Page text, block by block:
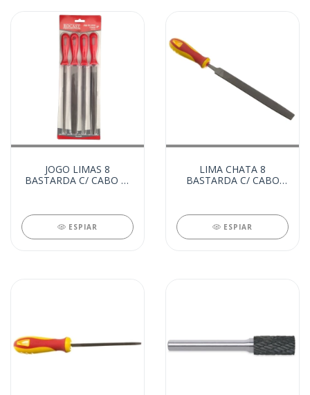
JOGO LIMAS 8
BASTARDA C/ CABO C/
ESPIAR
LIMA CHATA 8
BASTARDA C/ CABO
ESPIAR